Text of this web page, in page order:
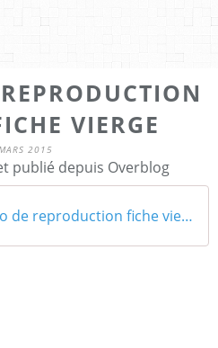
VIERGE
2015
publié depuis Overblog
Exo de reproduction fiche vierge